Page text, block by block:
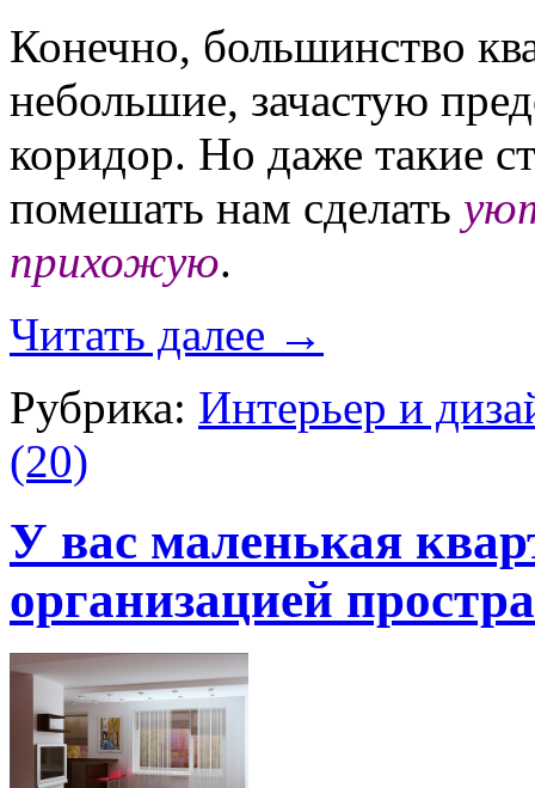
Конечно, большинство
небольшие, зачастую
коридор. Но даже такие
помешать нам сделать
прихожую.
Читать далее →
Рубрика: Интерьер и
(20)
У вас маленькая
организацией